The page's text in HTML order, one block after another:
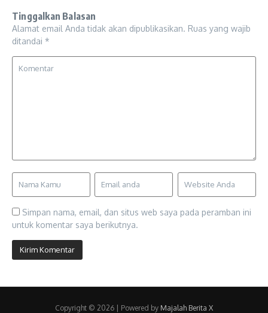
Tinggalkan Balasan
Alamat email Anda tidak akan dipublikasikan. Ruas yang wajib
ditandai *
Simpan nama, email, dan situs web saya pada peramban ini
untuk komentar saya berikutnya.
Copyright © 2026 | Powered by Majalah Berita X